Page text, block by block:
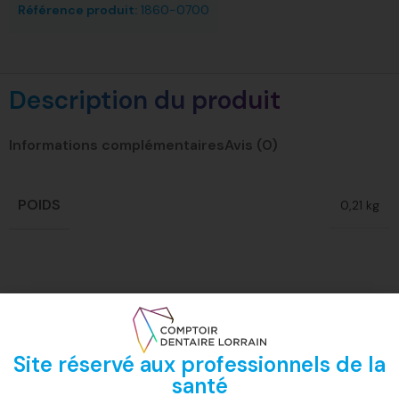
Référence produit: 1860-0700
Description du produit
Informations complémentairesAvis (0)
POIDS 0,21 kg
Site réservé aux professionnels de la
santé